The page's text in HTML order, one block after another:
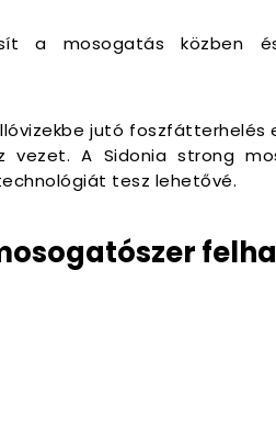
a mosogatás közben
jutó
vezet. A Sidonia strong
tesz lehetővé.